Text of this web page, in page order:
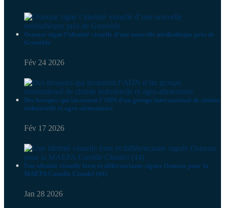
Osmoze signe l’identité visuelle d’une nouvelle médiathèque près de
Grenoble
Fév 24 2026
Des fresques qui incarnent l’ADN d’un groupe international de chimie
industrielle et agro-alimentaire
Fév 17 2026
Une identité visuelle forte et différenciante signée Osmoze pour la
MAEPA Camille Claudel (44)
Jan 28 2026